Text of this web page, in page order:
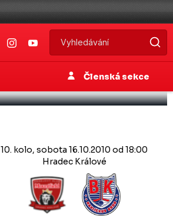
Členská sekce
10. kolo, sobota 16.10.2010 od 18:00
Hradec Králové